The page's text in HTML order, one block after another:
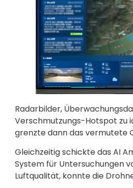
Radarbilder,
Verschmutzungs-Hotspot zu
grenzte dann das vermutete
Gleichzeitig schickte das AI
System für Untersuchungen
Luftqualität, konnte die